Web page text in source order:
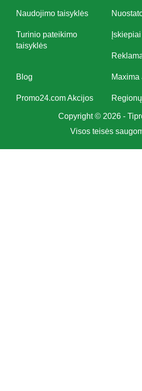
Naudojimo taisyklės
Turinio pateikimo
taisyklės
Įskiepiai
Blog
Promo24.com Akcijos
Copyright © 2026 -
Visos teisės